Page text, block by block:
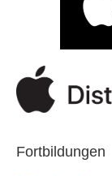
Fortbildungen